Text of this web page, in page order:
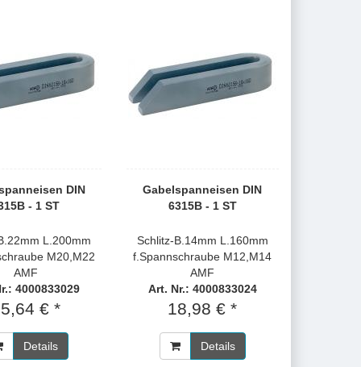
DIN
- 1 ST
L.200mm
M20,M22
AMF
4000833029
€ *
Details
Gabelspanneisen DIN
6315B - 1 ST
Schlitz-B.14mm L.160mm
f.Spannschraube M12,M14
AMF
Art. Nr.: 4000833024
18,98 € *
Details